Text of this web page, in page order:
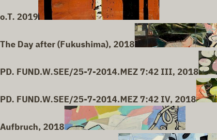
o.T. 2019
The Day after (Fukushima), 2018
PD. FUND.W.SEE/25-7-2014.MEZ 7:42 III, 2018
PD. FUND.W.SEE/25-7-2014.MEZ 7:42 IV, 2018
Aufbruch, 2018